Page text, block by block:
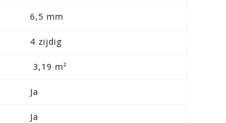
6,5 mm
4 zijdig
3,19 m²
Ja
Ja